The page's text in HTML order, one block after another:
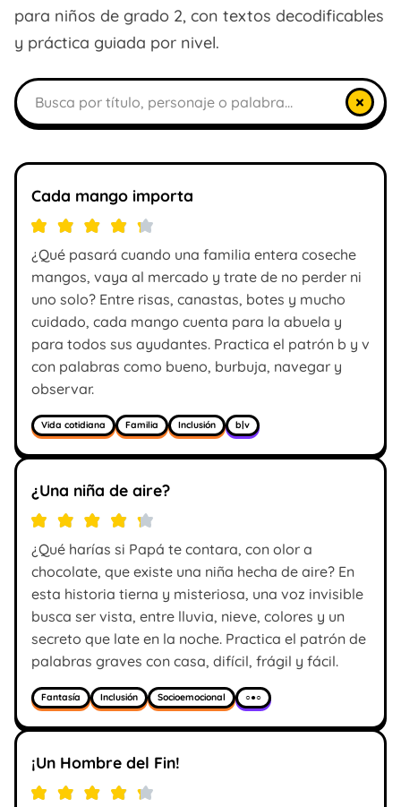
para niños de grado 2, con textos decodificables
y práctica guiada por nivel.
Buscar libros
×
Cada mango importa
¿Qué pasará cuando una familia entera coseche
mangos, vaya al mercado y trate de no perder ni
uno solo? Entre risas, canastas, botes y mucho
cuidado, cada mango cuenta para la abuela y
para todos sus ayudantes. Practica el patrón b y v
con palabras como bueno, burbuja, navegar y
observar.
Vida cotidiana Familia Inclusión b|v
¿Una niña de aire?
¿Qué harías si Papá te contara, con olor a
chocolate, que existe una niña hecha de aire? En
esta historia tierna y misteriosa, una voz invisible
busca ser vista, entre lluvia, nieve, colores y un
secreto que late en la noche. Practica el patrón de
palabras graves con casa, difícil, frágil y fácil.
Fantasía Inclusión Socioemocional ○●○
¡Un Hombre del Fin!